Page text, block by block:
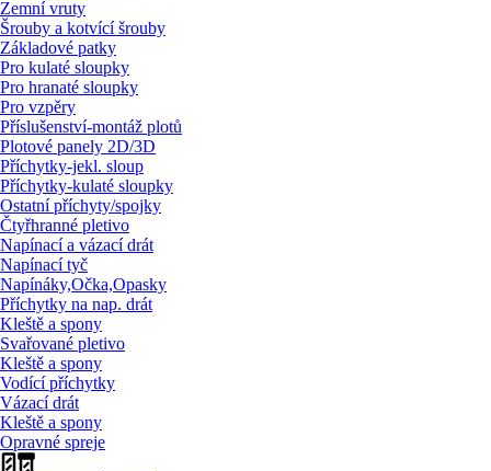
Zemní vruty
Šrouby a kotvící šrouby
Základové patky
Pro kulaté sloupky
Pro hranaté sloupky
Pro vzpěry
Příslušenství-montáž plotů
Plotové panely 2D/3D
Příchytky-jekl. sloup
Příchytky-kulaté sloupky
Ostatní příchyty/spojky
Čtyřhranné pletivo
Napínací a vázací drát
Napínací tyč
Napínáky,Očka,Opasky
Příchytky na nap. drát
Kleště a spony
Svařované pletivo
Kleště a spony
Vodící příchytky
Vázací drát
Kleště a spony
Opravné spreje